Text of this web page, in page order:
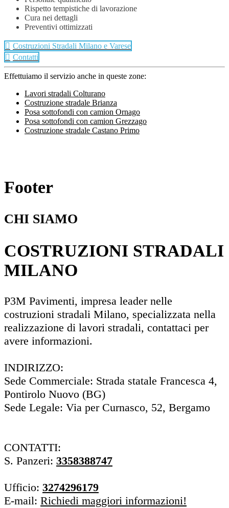
Rispetto tempistiche di lavorazione
Cura nei dettagli
Preventivi ottimizzati
Costruzioni Stradali Milano e Varese
Contatti
Effettuiamo il servizio anche in queste zone:
Lavori stradali Colturano
Costruzione stradale Brianza
Posa sottofondi con camion Ornago
Posa sottofondi con camion Grezzago
Costruzione stradale Castano Primo
Footer
CHI SIAMO
COSTRUZIONI STRADALI
MILANO
P3M Pavimenti, impresa leader nelle
costruzioni stradali Milano, specializzata nella
realizzazione di lavori stradali, contattaci per
avere informazioni.
INDIRIZZO:
Sede Commerciale: Strada statale Francesca 4,
Pontirolo Nuovo (BG)
Sede Legale: Via per Curnasco, 52, Bergamo
CONTATTI:
S. Panzeri: 3358388747
Ufficio: 3274296179
E-mail: Richiedi maggiori informazioni!